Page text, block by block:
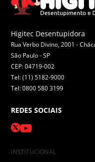
Higitec Desentupidora
Rua Verbo Divino, 2001 -
São Paulo -SP
CEP: 04719-002
Tel: (11) 5182-9000
Tel: 0800 580 3199
REDES SOCIAIS
INSTITUCIONAL